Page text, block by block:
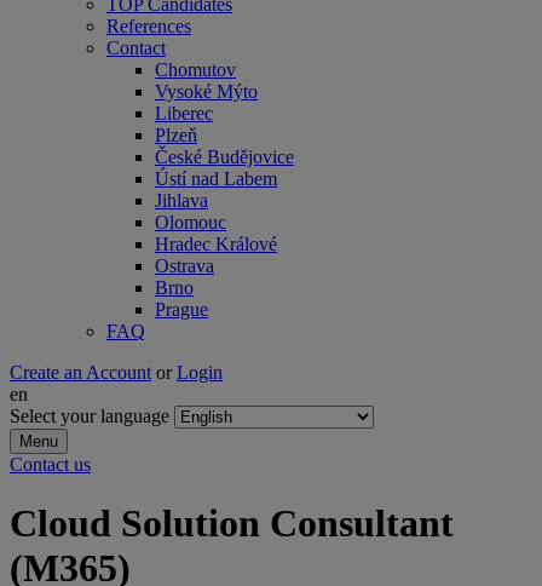
TOP Candidates
References
Contact
Chomutov
Vysoké Mýto
Liberec
Plzeň
České Budějovice
Ústí nad Labem
Jihlava
Olomouc
Hradec Králové
Ostrava
Brno
Prague
FAQ
Create an Account or Login
en
Select your language
Menu
Contact us
Cloud Solution Consultant
(M365)